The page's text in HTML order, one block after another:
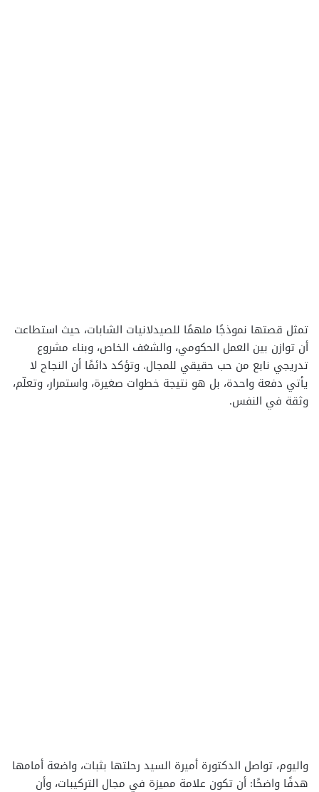
تمثل قصتها نموذجًا ملهمًا للصيدلانيات الشابات، حيث استطاعت
أن توازن بين العمل الحكومي، والشغف الخاص، وبناء مشروع
تدريجي نابع من حب حقيقي للمجال. وتؤكد دائمًا أن النجاح لا
يأتي دفعة واحدة، بل هو نتيجة خطوات صغيرة، واستمرار، وتعلّم،
وثقة في النفس.
واليوم، تواصل الدكتورة أميرة السيد رحلتها بثبات، واضعة أمامها
هدفًا واضحًا: أن تكون علامة مميزة في مجال التركيبات، وأن